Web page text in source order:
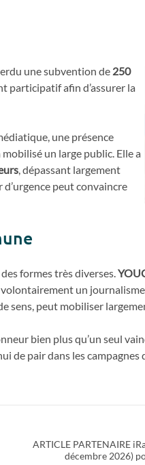
une subvention de 250
participatif afin d’assurer la
une présence
mobilisé un large public. Elle a
, dépassant largement
peut convaincre
formes très diverses.
un
sens, peut mobiliser
bien plus qu’un seul
pair dans les campagnes
ARTICLE PARTENAIRE
décembre 2026)